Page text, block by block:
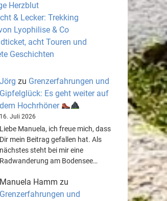
Herzblut
& Lecker: Trekking
Lyophilise & Co
acht Touren und
Geschichten
Jörg zu Grenzerfahrungen und
Gipfelglück: Es geht weiter auf
dem Hochrhöner
16. Juli 2026
Liebe Manuela, ich freue mich, dass
Dir mein Beitrag gefallen hat. Als
nächstes steht bei mir eine
Radwanderung am Bodensee…
Manuela Hamm zu
Grenzerfahrungen und